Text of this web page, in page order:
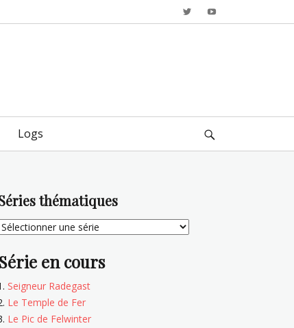
Twitter
Logs
thématiques
Série en cours
Seigneur Radegast
Le Temple de Fer
Le Pic de Felwinter